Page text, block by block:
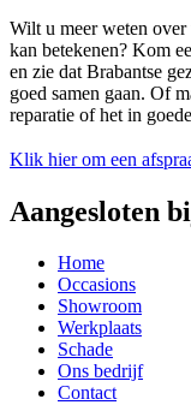
Wilt u meer weten
kan betekenen? Kom
en zie dat Brabantse
goed samen gaan. Of
reparatie of het in
Klik hier om een
Aangesloten
Home
Occasions
Showroom
Werkplaats
Schade
Ons bedrijf
Contact